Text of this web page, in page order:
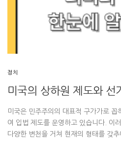
정치
미국의 상하원 제도와 선
미국은 민주주의의 대표적 구가가로
여 입법 제도를 운영하고 있습니다. 이
다양한 변천을 거쳐 현재의 형태를 갖